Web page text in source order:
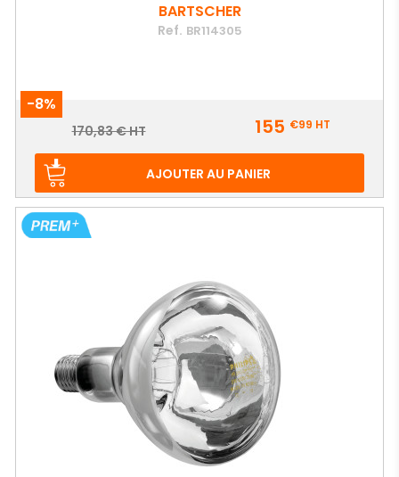
BARTSCHER
Ref. BR114305
-8%
Prix
Prix
170,83 € HT 155 €99 HT
AJOUTER AU PANIER